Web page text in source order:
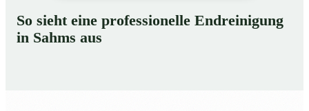
So sieht eine professionelle Endreinigung
in Sahms aus